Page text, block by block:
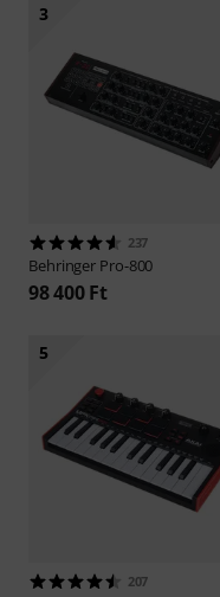
3
237
Behringer Pro-800
98 400 Ft
5
207